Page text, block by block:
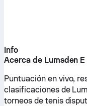
Info
Acerca de Lumsden
Puntuación en vivo,
clasificaciones de
torneos de tenis